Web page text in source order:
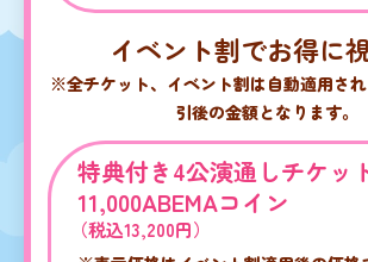
イベント割でお得に
※全チケット、イベント割は自動適用さ
引後の金額となります。
特典付き4公演通しチケッ
11,000ABEMAコイン
（税込13,200円）